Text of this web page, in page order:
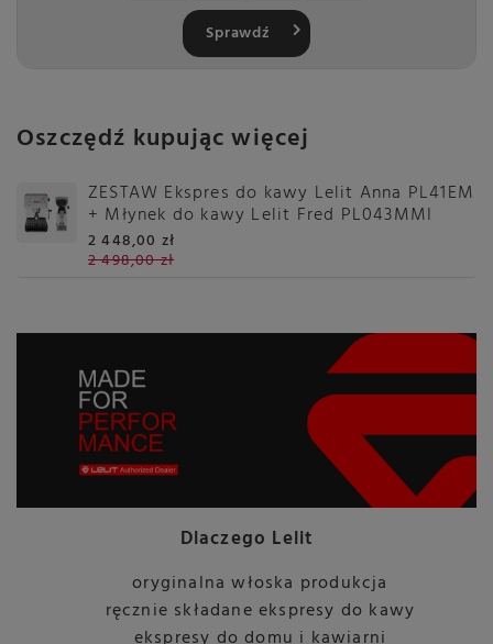
Sprawdź
Oszczędź kupując więcej
ZESTAW Ekspres do kawy Lelit Anna PL41EM
+ Młynek do kawy Lelit Fred PL043MMI
2 448,00 zł
2 498,00 zł
Dlaczego Lelit
oryginalna włoska produkcja
ręcznie składane ekspresy do kawy